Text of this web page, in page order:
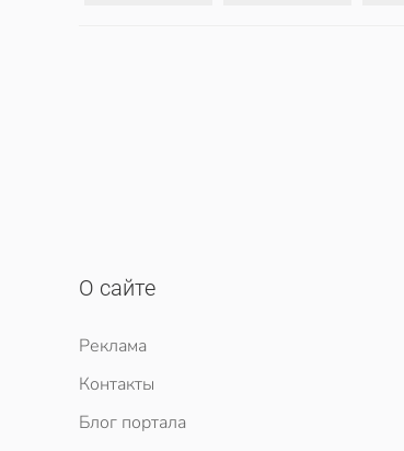
О сайте
Реклама
Контакты
Блог портала